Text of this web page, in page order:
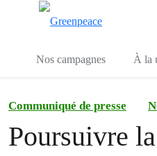
Nos campagnes À la
Communiqué de presse
Poursuivre